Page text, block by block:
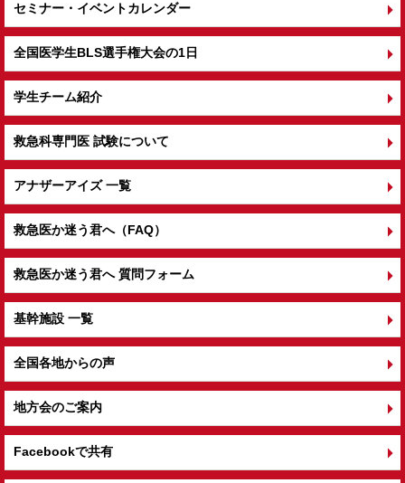
セミナー・イベントカレンダー
全国医学生BLS選手権大会の1日
学生チーム紹介
救急科専門医 試験について
アナザーアイズ 一覧
救急医か迷う君へ（FAQ）
救急医か迷う君へ 質問フォーム
基幹施設 一覧
全国各地からの声
地方会のご案内
Facebookで共有